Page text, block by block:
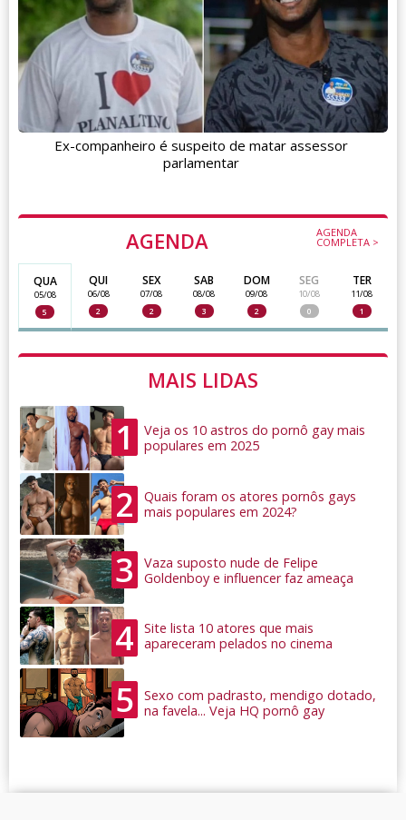
AGENDA AGENDA
COMPLETA >
QUA
05/08
5
QUI
06/08
2
SEX
07/08
2
SAB
08/08
3
DOM
09/08
2
SEG
10/08
0
TER
11/08
1
MAIS LIDAS
1
Veja os 10 astros do pornô gay mais
populares em 2025
2
Quais foram os atores pornôs gays
mais populares em 2024?
3
Vaza suposto nude de Felipe
Goldenboy e influencer faz ameaça
4
Site lista 10 atores que mais
apareceram pelados no cinema
5
Sexo com padrasto, mendigo dotado,
na favela... Veja HQ pornô gay
Ex-companheiro é suspeito de matar assessor
parlamentar